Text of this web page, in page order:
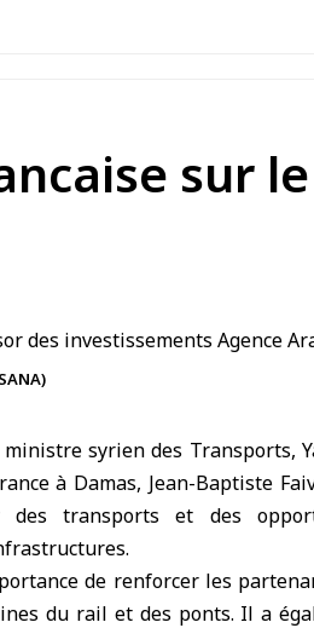
sur
ministre syrien des Transports,
à Damas, Jean-Baptiste
des transports et des
de renforcer les
du rail et des ponts. Il a